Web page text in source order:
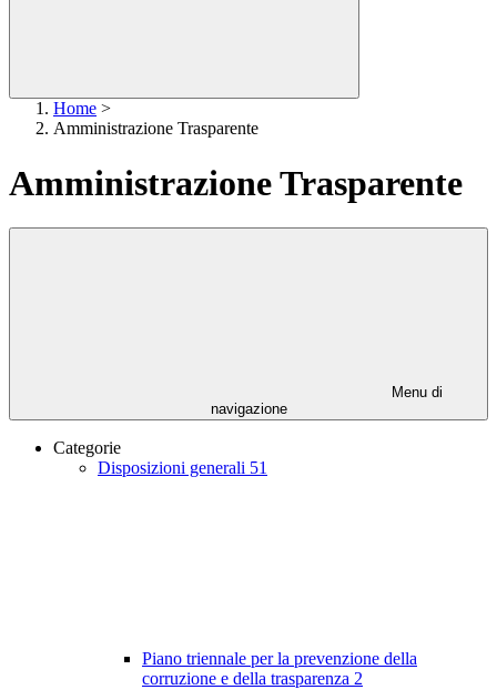
Home >
Amministrazione Trasparente
Amministrazione Trasparente
Menu di
navigazione
Categorie
Disposizioni generali 51
Piano triennale per la prevenzione della
corruzione e della trasparenza 2